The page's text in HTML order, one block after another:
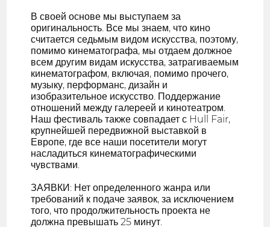
В своей основе мы выступаем за
оригинальность. Все мы знаем, что кино
считается седьмым видом искусства, поэтому,
помимо кинематографа, мы отдаем должное
всем другим видам искусства, затрагиваемым
кинематографом, включая, помимо прочего,
музыку, перформанс, дизайн и
изобразительное искусство. Поддержание
отношений между галереей и кинотеатром.
Наш фестиваль также совпадает с Hull Fair,
крупнейшей передвижной выставкой в
Европе, где все наши посетители могут
насладиться кинематографическими
чувствами.
ЗАЯВКИ: Нет определенного жанра или
требований к подаче заявок, за исключением
того, что продолжительность проекта не
должна превышать 25 минут.